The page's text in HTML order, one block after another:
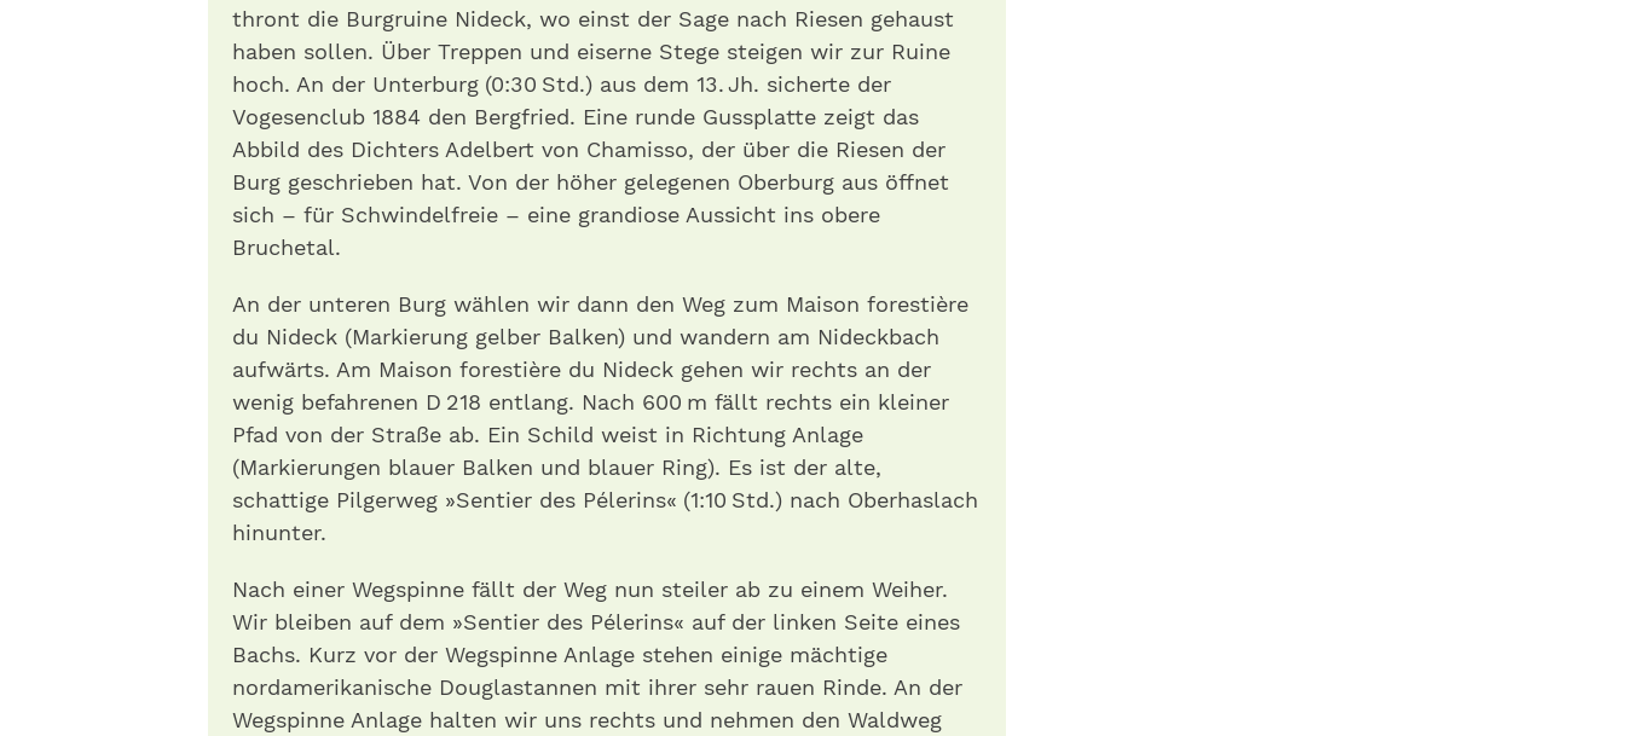
thront die Burgruine Nideck, wo einst der Sage nach Riesen gehaust
haben sollen. Über Treppen und eiserne Stege steigen wir zur Ruine
hoch. An der Unterburg (0:30 Std.) aus dem 13. Jh. sicherte der
Vogesenclub 1884 den Bergfried. Eine runde Gussplatte zeigt das
Abbild des Dichters Adelbert von Chamisso, der über die Riesen der
Burg geschrieben hat. Von der höher gelegenen Oberburg aus öffnet
sich – für Schwindelfreie – eine grandiose Aussicht ins obere
Bruchetal.
An der unteren Burg wählen wir dann den Weg zum Maison forestière
du Nideck (Markierung gelber Balken) und wandern am Nideckbach
aufwärts. Am Maison forestière du Nideck gehen wir rechts an der
wenig befahrenen D 218 entlang. Nach 600 m fällt rechts ein kleiner
Pfad von der Straße ab. Ein Schild weist in Richtung Anlage
(Markierungen blauer Balken und blauer Ring). Es ist der alte,
schattige Pilgerweg »Sentier des Pélerins« (1:10 Std.) nach Oberhaslach
hinunter.
Nach einer Wegspinne fällt der Weg nun steiler ab zu einem Weiher.
Wir bleiben auf dem »Sentier des Pélerins« auf der linken Seite eines
Bachs. Kurz vor der Wegspinne Anlage stehen einige mächtige
nordamerikanische Douglastannen mit ihrer sehr rauen Rinde. An der
Wegspinne Anlage halten wir uns rechts und nehmen den Waldweg